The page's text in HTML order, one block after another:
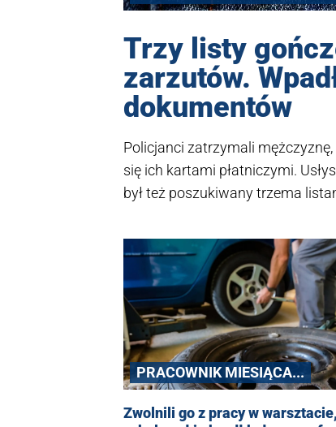
Trzy listy
zarzutów.
dokumentów
Policjanci zatrzymali
się ich kartami płatniczymi.
był też poszukiwany trzema
PRACOWNIK MIESIĄCA...
Zwolnili go z pracy w